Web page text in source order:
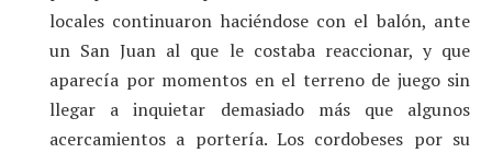
locales continuaron haciéndose con el balón, ante
un San Juan al que le costaba reaccionar, y que
aparecía por momentos en el terreno de juego sin
llegar a inquietar demasiado más que algunos
acercamientos a portería. Los cordobeses por su